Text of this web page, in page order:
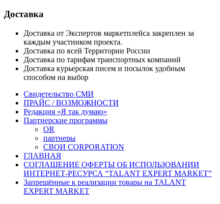
Доставка
Доставка от Экспертов маркетплейса закреплен за
каждым участником проекта.
Доставка по всей Территории России
Доставка по тарифам транспортных компаний
Доставка курьерская писем и посылок удобным
способом на выбор
Свидетельство СМИ
ПРАЙС / ВОЗМОЖНОСТИ
Редакция «Я так думаю»
Партнерские программы
OR
партнеры
СВОИ CORPORATION
ГЛАВНАЯ
СОГЛАШЕНИЕ ОФЕРТЫ ОБ ИСПОЛЬЗОВАНИИ
ИНТЕРНЕТ-РЕСУРСА “TALANT EXPERT MARKET”
Запрещённые к реализации товары на TALANT
EXPERT MARKET